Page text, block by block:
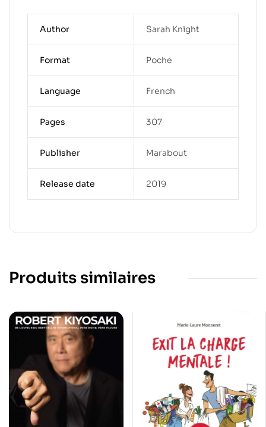
Author Sarah Knight
Format Poche
Language French
Pages 307
Publisher Marabout
Release date 2019
Produits similaires